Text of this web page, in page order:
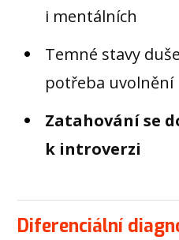
i mentálních
Temné stavy
potřeba uvolnění
Zatahování se
k introverzi
Diferenciální